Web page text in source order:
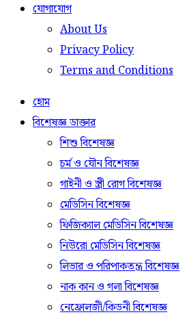
যোগাযোগ
About Us
Privacy Policy
Terms and Conditions
হোম
বিশেষজ্ঞ ডাক্তার
শিশু বিশেষজ্ঞ
চর্ম ও যৌন বিশেষজ্ঞ
গাইনী ও স্ত্রী রোগ বিশেষজ্ঞ
মেডিসিন বিশেষজ্ঞ
ফিজিক্যাল মেডিসিন বিশেষজ্ঞ
নিউরো মেডিসিন বিশেষজ্ঞ
লিভার ও পরিপাকতন্ত্র বিশেষজ্ঞ
নাক কান ও গলা বিশেষজ্ঞ
নেফ্রোলজী/কিডনী বিশেষজ্ঞ